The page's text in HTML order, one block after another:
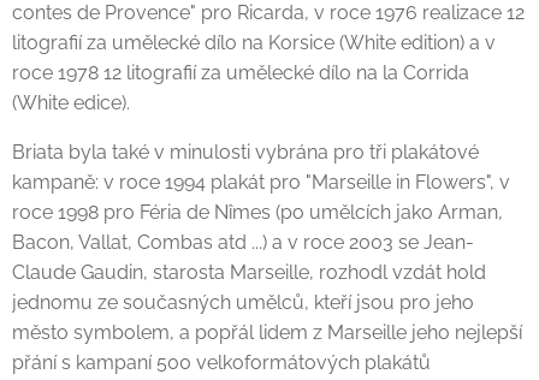
contes de Provence" pro Ricarda, v roce 1976 realizace 12
litografií za umělecké dílo na Korsice (White edition) a v
roce 1978 12 litografií za umělecké dílo na la Corrida
(White edice).
Briata byla také v minulosti vybrána pro tři plakátové
kampaně: v roce 1994 plakát pro "Marseille in Flowers", v
roce 1998 pro Féria de Nîmes (po umělcích jako Arman,
Bacon, Vallat, Combas atd ...) a v roce 2003 se Jean-
Claude Gaudin, starosta Marseille, rozhodl vzdát hold
jednomu ze současných umělců, kteří jsou pro jeho
město symbolem, a popřál lidem z Marseille jeho nejlepší
přání s kampaní 500 velkoformátových plakátů